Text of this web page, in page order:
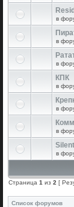
в
в
в
КПК
в
в
в
в
Страница 1 из 2 [
Список форумов